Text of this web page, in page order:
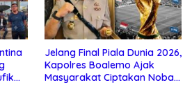
Jelang Final Piala Dunia 2026,
Kapolres Boalemo Ajak
Masyarakat Ciptakan Nobar